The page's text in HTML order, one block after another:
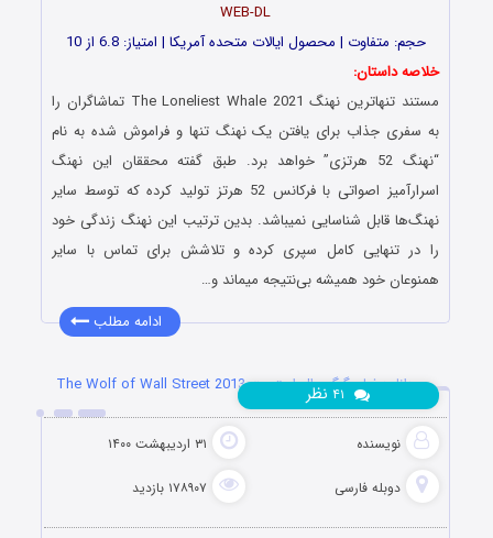
WEB-DL
حجم: متفاوت | محصول ایالات متحده آمریکا | امتیاز: 6.8 از 10
خلاصه داستان:
مستند تنهاترین نهنگ The Loneliest Whale 2021 تماشاگران را
به سفری جذاب برای یافتن یک نهنگ تنها و فراموش شده به نام
“نهنگ 52 هرتزی” خواهد برد. طبق گفته محققان این نهنگ
اسرارآمیز اصواتی با فرکانس 52 هرتز تولید کرده که توسط سایر
نهنگ‌ها قابل شناسایی نمیباشد. بدین ترتیب این نهنگ زندگی خود
را در تنهایی کامل سپری کرده و تلاشش برای تماس با سایر
همنوعان خود همیشه بی‌نتیجه میماند و…
ادامه مطلب
دانلود فیلم گرگ وال استریت The Wolf of Wall Street 2013
نویسنده ۳۱ اردیبهشت ۱۴۰۰
دوبله فارسی ۱۷۸۹۰۷ بازدید
نظر